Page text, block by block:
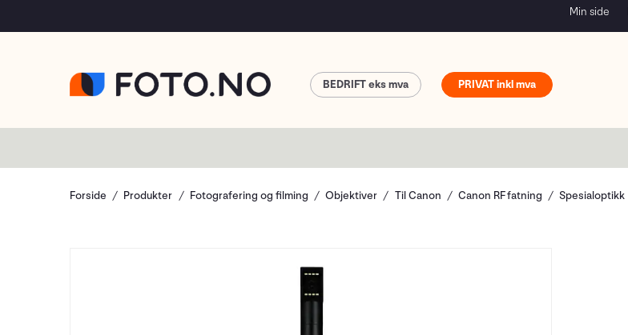
Min side
PRIVAT
BEDRIFT
Forside Produkter Fotografering og filming Objektiver Til Canon Canon RF fatning Spesialoptikk